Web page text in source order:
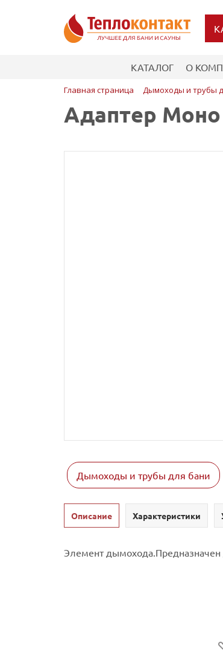
КАТАЛОГ О
Главная страница Дымоходы и трубы
Адаптер Моно
Дымоходы и трубы для бани
Описание Характеристики
Элемент